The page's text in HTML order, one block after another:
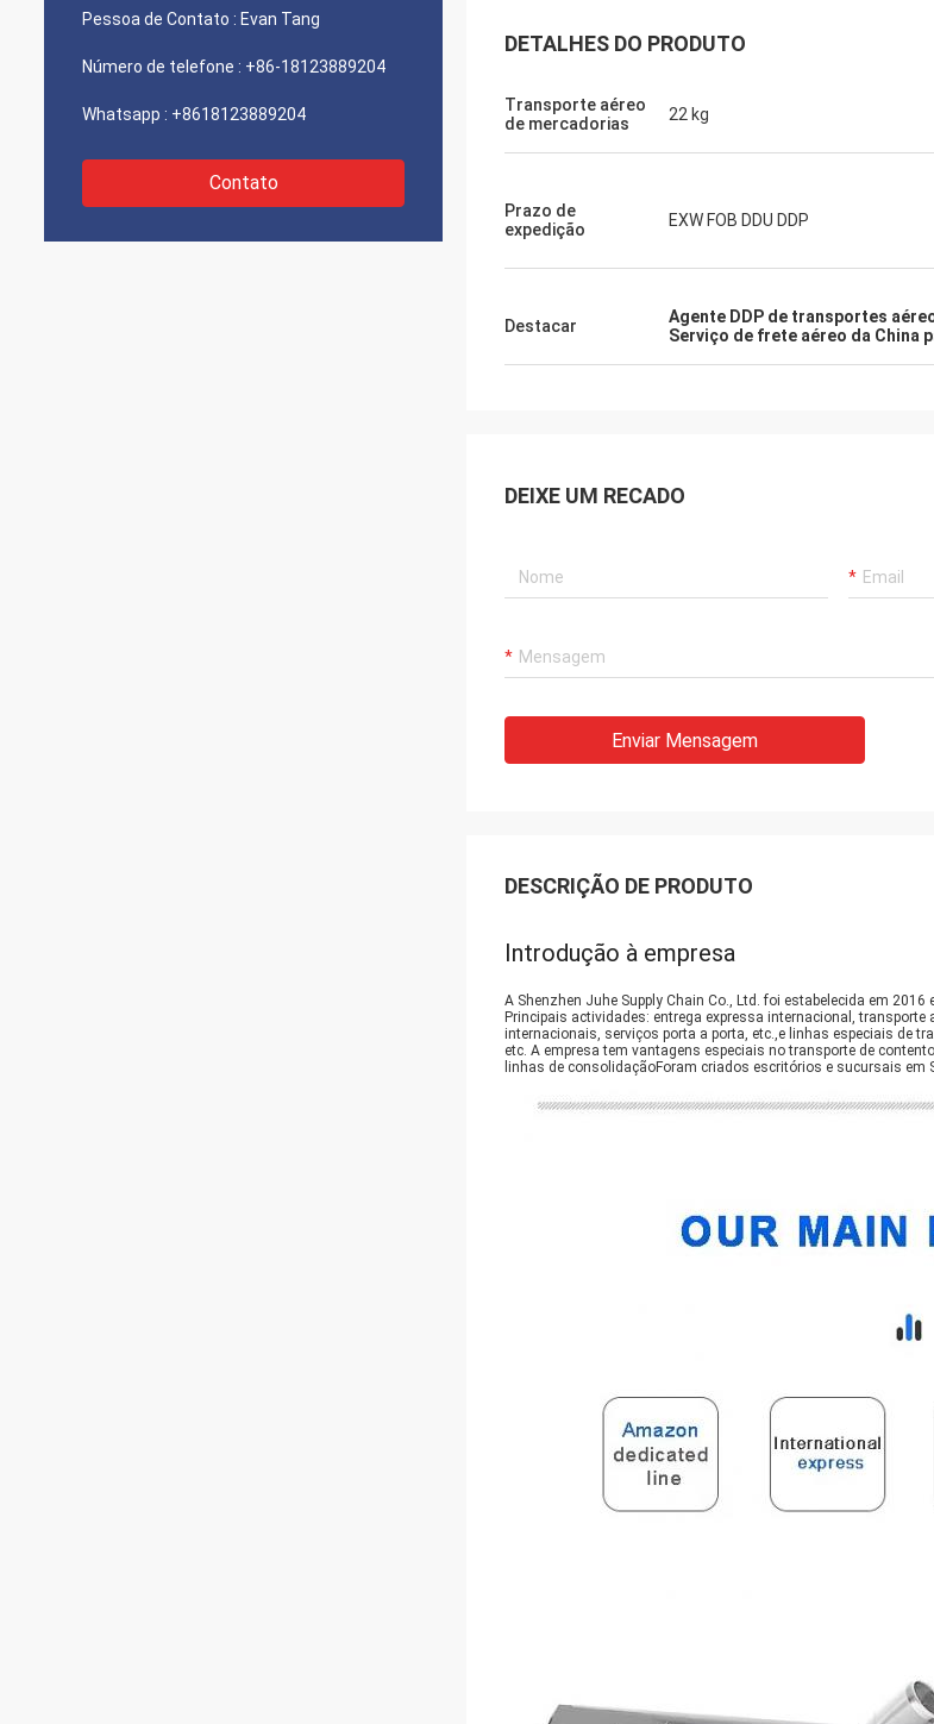
Pessoa de Contato : Evan Tang
Número de telefone : +86-18123889204
Whatsapp : +8618123889204
Contato
DETALHES DO PRODUTO
Transporte aéreo
de mercadorias
22 kg
Prazo de
expedição
EXW FOB DDU DDP
Destacar Agente DDP de transportes
Serviço de frete aéreo da China
DEIXE UM RECADO
Enviar Mensagem
DESCRIÇÃO DE PRODUTO
Introdução à empresa
A Shenzhen Juhe Supply Chain Co., Ltd. foi estabelecida em
Principais actividades: entrega expressa internacional,
internacionais, serviços porta a porta, etc.,e linhas especiais de
etc. A empresa tem vantagens especiais no transporte de
linhas de consolidaçãoForam criados escritórios e sucursais em